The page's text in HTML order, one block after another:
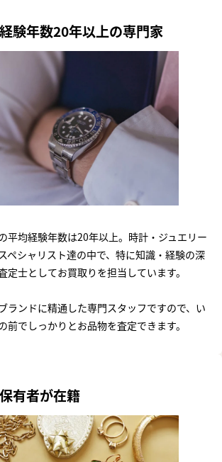
験年数20年以上の専門家
平均経験年数は20年以上。時計・ジュエリー
ペシャリスト達の中で、特に知識・経験の深
定士としてお買取りを担当しています。
ランドに精通した専門スタッフですので、い
前でしっかりとお品物を査定できます。
有者が在籍